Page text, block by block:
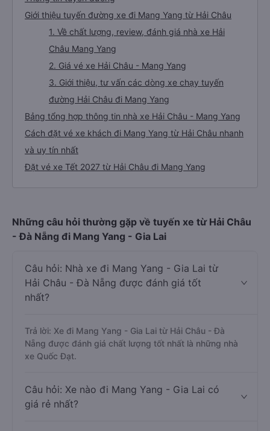
Giới thiệu tuyến đường xe đi Mang Yang từ Hải Châu
1. Về chất lượng, review, đánh giá nhà xe Hải
Châu Mang Yang
2. Giá vé xe Hải Châu - Mang Yang
3. Giới thiệu, tư vấn các dòng xe chạy tuyến
đường Hải Châu đi Mang Yang
Bảng tổng hợp thông tin nhà xe Hải Châu - Mang Yang
Cách đặt vé xe khách đi Mang Yang từ Hải Châu nhanh
và uy tín nhất
Đặt vé xe Tết 2027 từ Hải Châu đi Mang Yang
Những câu hỏi thường gặp về tuyến xe từ Hải Châu
- Đà Nẵng đi Mang Yang - Gia Lai
Câu hỏi: Nhà xe đi Mang Yang - Gia Lai từ
Hải Châu - Đà Nẵng được đánh giá tốt
nhất?
Trả lời: Xe đi Mang Yang - Gia Lai từ Hải Châu - Đà
Nẵng được đánh giá chất lượng tốt nhất là những nhà
xe Quốc Đạt.
Câu hỏi: Xe nào đi Mang Yang - Gia Lai có
giá rẻ nhất?